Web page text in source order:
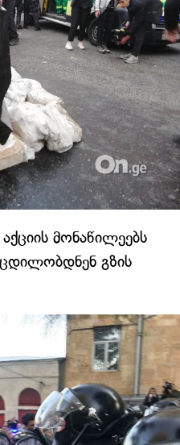
მონაწილეებს
გზის